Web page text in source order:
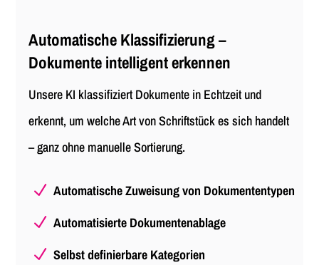
Automatische Klassifizierung –
Dokumente intelligent erkennen
Unsere KI klassifiziert Dokumente in Echtzeit und
erkennt, um welche Art von Schriftstück es sich handelt
– ganz ohne manuelle Sortierung.
N Automatische Zuweisung von Dokumententypen
N Automatisierte Dokumentenablage
N Selbst definierbare Kategorien